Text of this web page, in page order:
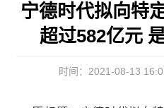
宁德时代拟向特
超过582亿元
时间：2021-08-13